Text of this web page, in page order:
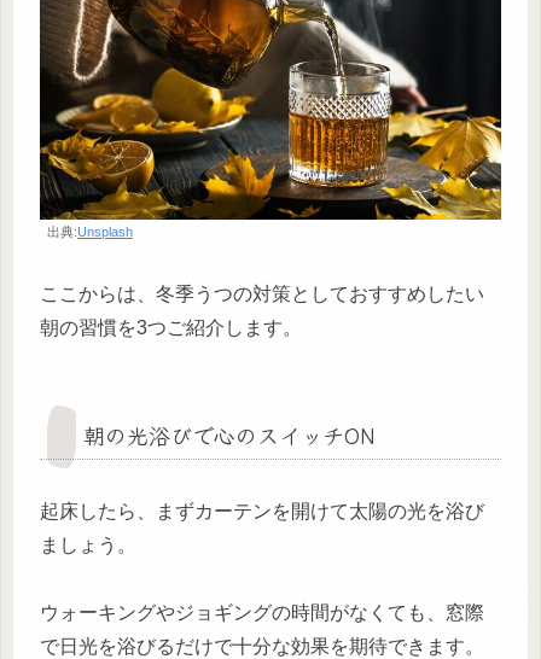
出典:Unsplash
ここからは、冬季うつの対策としておすすめしたい
朝の習慣を3つご紹介します。
朝の光浴びで心のスイッチON
起床したら、まずカーテンを開けて太陽の光を浴び
ましょう。
ウォーキングやジョギングの時間がなくても、窓際
で日光を浴びるだけで十分な効果を期待できます。